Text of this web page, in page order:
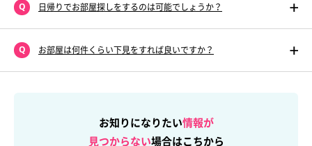
日帰りでお部屋探しをするのは可能でしょうか？
お部屋は何件くらい下見をすれば良いですか？
お知りになりたい情報が
見つからない場合はこちから